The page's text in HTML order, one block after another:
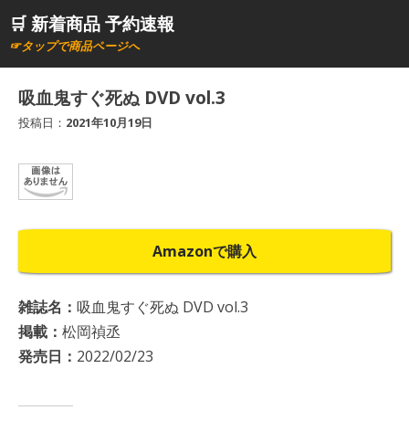
ン🛒 新着商品 予約速報
☞タップで商品ページへ
吸血鬼すぐ死ぬ DVD vol.3
投稿日： 2021年10月19日
Amazonで購入
雑誌名： 吸血鬼すぐ死ぬ DVD vol.3
掲載： 松岡禎丞
発売日： 2022/02/23